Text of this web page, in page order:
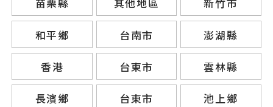
和平鄉 台南市 澎湖縣
香港 台東市 雲林縣
長濱鄉 台東市 池上鄉